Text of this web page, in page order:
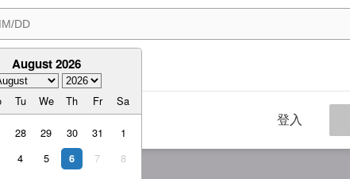
August 2026
Tu We Th Fr Sa
28 29 30 31
1
4 5 6 7
8
服務條款與隱私權政策
登入